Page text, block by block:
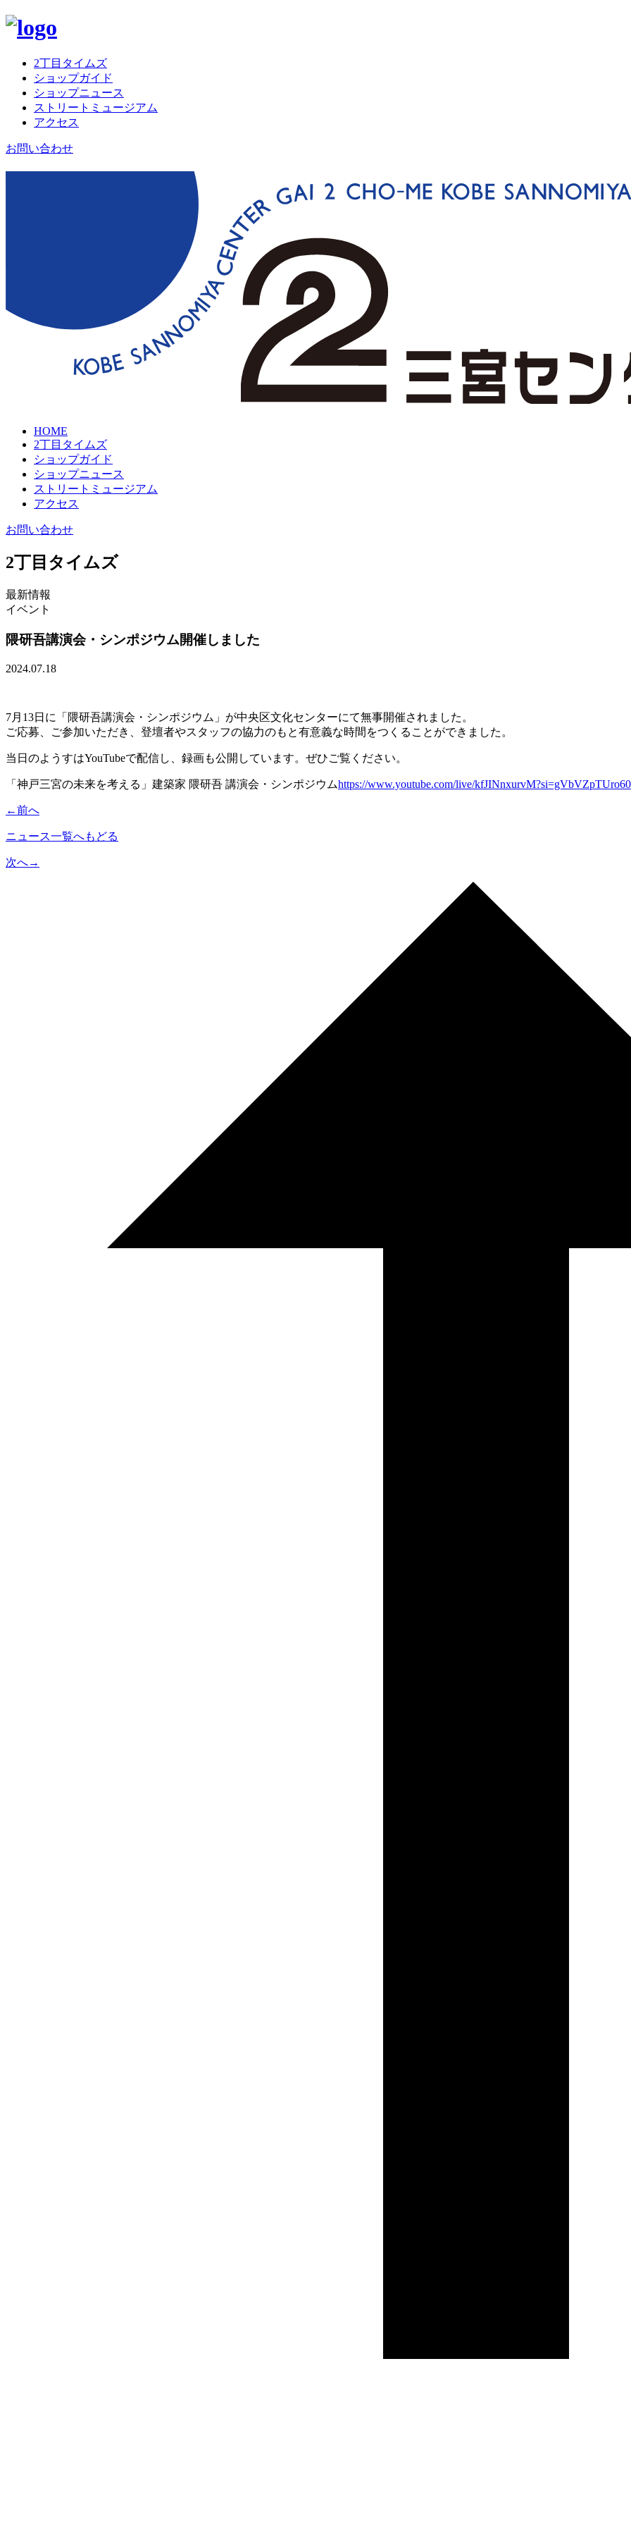
2丁目タイムズ
ショップガイド
ショップニュース
ストリートミュージアム
アクセス
お問い合わせ
HOME
2丁目タイムズ
ショップガイド
ショップニュース
ストリートミュージアム
アクセス
お問い合わせ
2丁目タイムズ
最新情報
イベント
隈研吾講演会・シンポジウム開催しました
2024.07.18
7月13日に「隈研吾講演会・シンポジウム」が中央区文化センターにて無事開催されました。
ご応募、ご参加いただき、登壇者やスタッフの協力のもと有意義な時間をつくることができました。
当日のようすはYouTubeで配信し、録画も公開しています。ぜひご覧ください。
「神戸三宮の未来を考える」建築家 隈研吾 講演会・シンポジウムhttps://www.youtube.com/live/
←前へ
ニュース一覧へもどる
次へ→